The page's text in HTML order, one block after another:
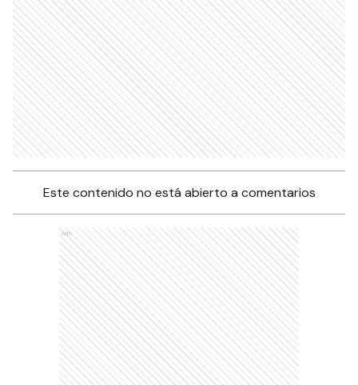
Este contenido no está abierto a comentarios
Ads